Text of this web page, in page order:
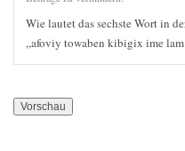
Wie lautet das sechste Wort in
„afoviy towaben kibigix ime